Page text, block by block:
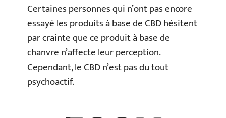
Certaines personnes qui n’ont pas encore
essayé les produits à base de CBD hésitent
par crainte que ce produit à base de
chanvre n’affecte leur perception.
Cependant, le CBD n’est pas du tout
psychoactif.